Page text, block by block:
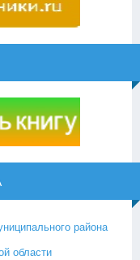
района
области